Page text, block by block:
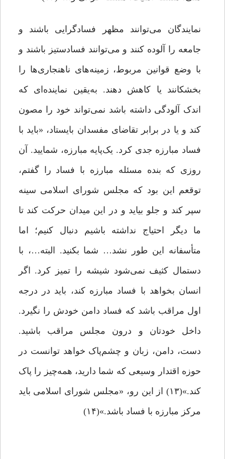
نمایندگان می‌توانند مظهر فسادگرایی باشند و
جامعه را آلوده کنند و می‌توانند فسادستیز باشند و
با وضع قوانین مربوط، زمینه‌های ناهنجاری‌ها را
بخشکانند یا کاهش دهند. به‌یقین نماینده‌ای که
اندک آلودگی داشته باشد نمی‌تواند خود را مصون
کند و یا در برابر تقاضای مفسدان بایستاد، «باید با
فساد مبارزه‌ جدی کرد. یک‌پایه‌ مبارزه، شمایید. آن
روزی که بنده مسئله‌ مبارزه‌ با فساد را گفتم،
توقعم این بود که مجلس شورای اسلامی سینه
سپر کند و جلو بیاید و در این میدان حرکت کند تا
ما دیگر احتیاج نداشته باشیم دنبال کنیم؛ اما
متأسفانه این ‌طور نشد… شما بکنید. البته…، با
دستمال کثیف نمی‌شود شیشه را تمیز کرد. اگر
انسان بخواهد با فساد مبارزه کند، باید در درجه‌
اول مراقب باشد که فساد دامن خودش را نگیرد.
داخل خودتان و درون مجلس مراقب باشید.
دست، دامن، زبان و چشم‌پاک خواهد توانست در
حوزه‌ اقتدار وسیعی که شما دارید، همه‌چیز را پاک
کند.»(۱۳) از این ‌رو، «مجلس شورای اسلامی باید
مرکز مبارزه‌ با فساد باشد.»(۱۴)